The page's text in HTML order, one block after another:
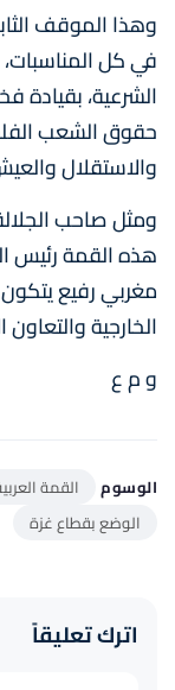
وهذا الموقف
في كل
الشرعية، بقيادة
حقوق الشعب
والاستقلال
ومثل صاحب
هذه القمة رئيس
مغربي رفيع
الخارجية
و م ع
الوسوم
القمة
الوضع بقطاع غزة
اترك تعليقاً